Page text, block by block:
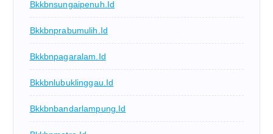
Bkkbnsungaipenuh.id
Bkkbnprabumulih.id
Bkkbnpagaralam.id
Bkkbnlubuklinggau.id
Bkkbnbandarlampung.id